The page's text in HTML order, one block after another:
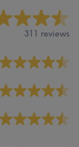
311 reviews